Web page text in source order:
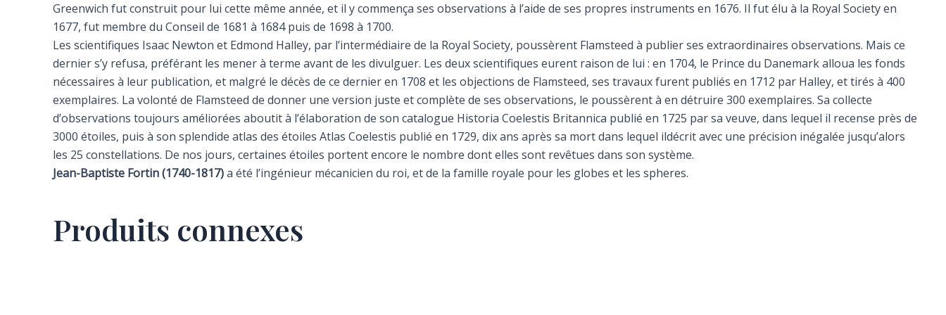
Greenwich fut construit pour lui cette même année, et il y commença ses observations à l’aide de ses propres instruments en 1676. Il fut élu à la Royal Society en
1677, fut membre du Conseil de 1681 à 1684 puis de 1698 à 1700.
Les scientifiques Isaac Newton et Edmond Halley, par l’intermédiaire de la Royal Society, poussèrent Flamsteed à publier ses extraordinaires observations. Mais ce
dernier s’y refusa, préférant les mener à terme avant de les divulguer. Les deux scientifiques eurent raison de lui : en 1704, le Prince du Danemark alloua les fonds
nécessaires à leur publication, et malgré le décès de ce dernier en 1708 et les objections de Flamsteed, ses travaux furent publiés en 1712 par Halley, et tirés à 400
exemplaires. La volonté de Flamsteed de donner une version juste et complète de ses observations, le poussèrent à en détruire 300 exemplaires. Sa collecte
d’observations toujours améliorées aboutit à l’élaboration de son catalogue Historia Coelestis Britannica publié en 1725 par sa veuve, dans lequel il recense près de
3000 étoiles, puis à son splendide atlas des étoiles Atlas Coelestis publié en 1729, dix ans après sa mort dans lequel ildécrit avec une précision inégalée jusqu’alors
les 25 constellations. De nos jours, certaines étoiles portent encore le nombre dont elles sont revêtues dans son système.
Jean-Baptiste Fortin (1740-1817)a été l’ingénieur mécanicien du roi, et de la famille royale pour les globes et les spheres.
Produits connexes